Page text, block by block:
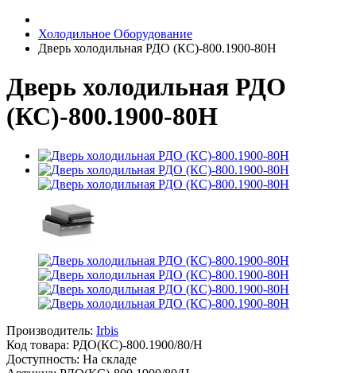
Холодильное Оборудование
Дверь холодильная РДО (КС)-800.1900-80Н
Дверь холодильная РДО
(КС)-800.1900-80Н
Производитель: Irbis
Код товара: РДО(КС)-800.1900/80/Н
Доступность: На складе